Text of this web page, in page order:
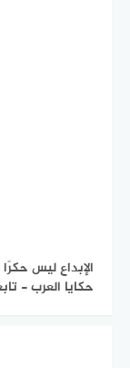
الإبداع ليس
حكايا العرب -